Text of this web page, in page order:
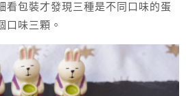
看包裝才發現三種是不同口味的蛋
口味三顆。